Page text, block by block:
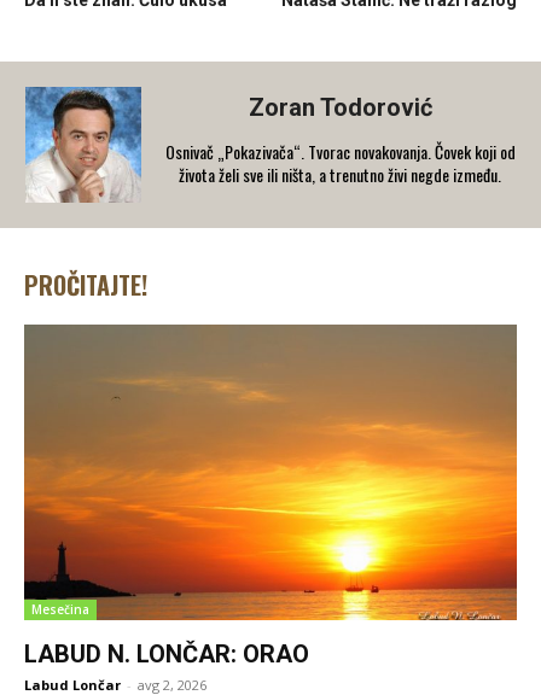
Zoran Todorović
Osnivač „Pokazivača“. Tvorac novakovanja. Čovek koji od
života želi sve ili ništa, a trenutno živi negde između.
PROČITAJTE!
Mesečina
LABUD N. LONČAR: ORAO
Labud Lončar - avg 2, 2026